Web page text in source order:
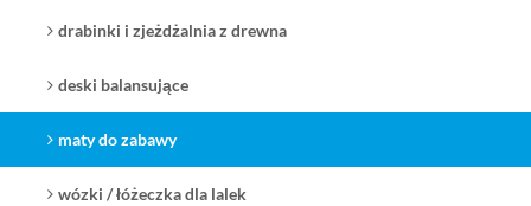
drabinki i zjeżdżalnia z drewna
deski balansujące
maty do zabawy
wózki / łóżeczka dla lalek